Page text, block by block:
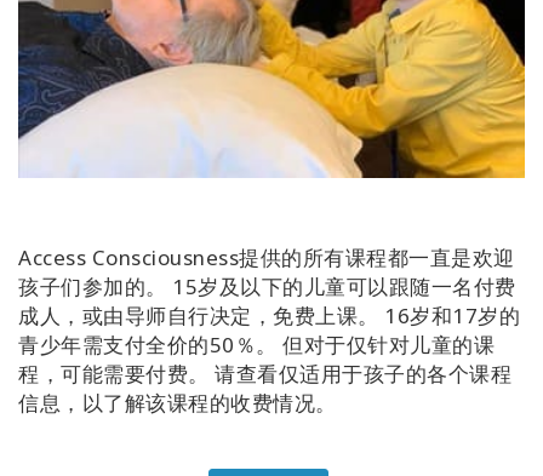
Access Consciousness提供的所有课程都一直是欢迎
孩子们参加的。 15岁及以下的儿童可以跟随一名付费
成人，或由导师自行决定，免费上课。 16岁和17岁的
青少年需支付全价的50％。 但对于仅针对儿童的课
程，可能需要付费。 请查看仅适用于孩子的各个课程
信息，以了解该课程的收费情况。